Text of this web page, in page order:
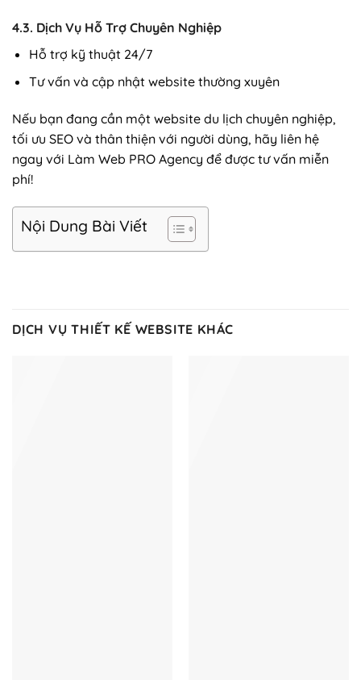
4.3. Dịch Vụ Hỗ Trợ Chuyên Nghiệp
Hỗ trợ kỹ thuật 24/7
Tư vấn và cập nhật website thường xuyên
Nếu bạn đang cần một website du lịch chuyên nghiệp,
tối ưu SEO và thân thiện với người dùng, hãy liên hệ
ngay với Làm Web PRO Agency để được tư vấn miễn
phí!
Nội Dung Bài Viết
DỊCH VỤ THIẾT KẾ WEBSITE KHÁC